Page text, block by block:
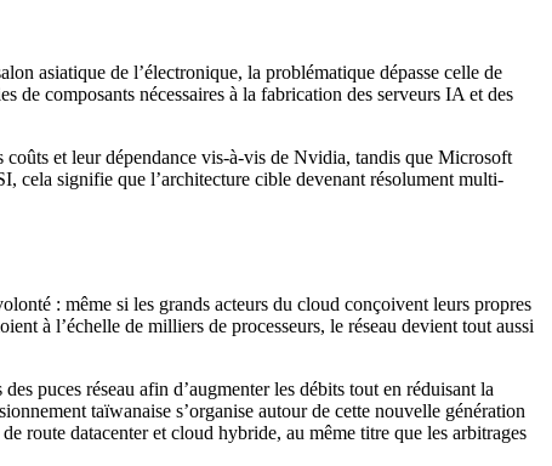
asiatique de l’électronique, la problématique dépasse celle de
de composants nécessaires à la fabrication des serveurs IA et des
et leur dépendance vis-à-vis de Nvidia, tandis que Microsoft
cela signifie que l’architecture cible devenant résolument multi-
: même si les grands acteurs du cloud conçoivent leurs propres
à l’échelle de milliers de processeurs, le réseau devient tout aussi
puces réseau afin d’augmenter les débits tout en réduisant la
taïwanaise s’organise autour de cette nouvelle génération
route datacenter et cloud hybride, au même titre que les arbitrages